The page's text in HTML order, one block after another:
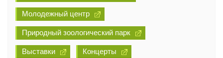
Молодежный центр
Природный зоологический парк
Выставки Концерты